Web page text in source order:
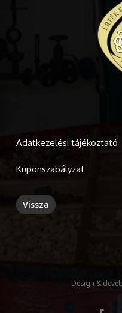
Adatkezelési tájékoztató
Kuponszabályzat
Design &